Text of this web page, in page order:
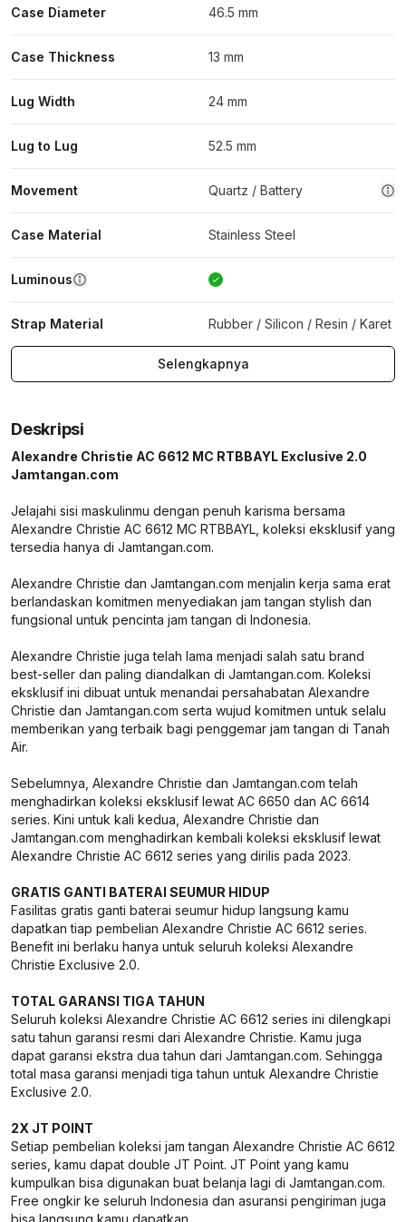
Case Diameter 46.5 mm
Case Thickness 13 mm
Lug Width 24 mm
Lug to Lug 52.5 mm
Movement Quartz / Battery
Case Material Stainless Steel
Luminous
Strap Material Rubber / Silicon / Resin / Karet
Selengkapnya
Deskripsi
Alexandre Christie AC 6612 MC RTBBAYL Exclusive 2.0
Jamtangan.com
Jelajahi sisi maskulinmu dengan penuh karisma bersama
Alexandre Christie AC 6612 MC RTBBAYL, koleksi eksklusif yang
tersedia hanya di Jamtangan.com.
Alexandre Christie dan Jamtangan.com menjalin kerja sama erat
berlandaskan komitmen menyediakan jam tangan stylish dan
fungsional untuk pencinta jam tangan di Indonesia.
Alexandre Christie juga telah lama menjadi salah satu brand
best-seller dan paling diandalkan di Jamtangan.com. Koleksi
eksklusif ini dibuat untuk menandai persahabatan Alexandre
Christie dan Jamtangan.com serta wujud komitmen untuk selalu
memberikan yang terbaik bagi penggemar jam tangan di Tanah
Air.
Sebelumnya, Alexandre Christie dan Jamtangan.com telah
menghadirkan koleksi eksklusif lewat AC 6650 dan AC 6614
series. Kini untuk kali kedua, Alexandre Christie dan
Jamtangan.com menghadirkan kembali koleksi eksklusif lewat
Alexandre Christie AC 6612 series yang dirilis pada 2023.
GRATIS GANTI BATERAI SEUMUR HIDUP
Fasilitas gratis ganti baterai seumur hidup langsung kamu
dapatkan tiap pembelian Alexandre Christie AC 6612 series.
Benefit ini berlaku hanya untuk seluruh koleksi Alexandre
Christie Exclusive 2.0.
TOTAL GARANSI TIGA TAHUN
Seluruh koleksi Alexandre Christie AC 6612 series ini dilengkapi
satu tahun garansi resmi dari Alexandre Christie. Kamu juga
dapat garansi ekstra dua tahun dari Jamtangan.com. Sehingga
total masa garansi menjadi tiga tahun untuk Alexandre Christie
Exclusive 2.0.
2X JT POINT
Setiap pembelian koleksi jam tangan Alexandre Christie AC 6612
series, kamu dapat double JT Point. JT Point yang kamu
kumpulkan bisa digunakan buat belanja lagi di Jamtangan.com.
Free ongkir ke seluruh Indonesia dan asuransi pengiriman juga
bisa langsung kamu dapatkan.